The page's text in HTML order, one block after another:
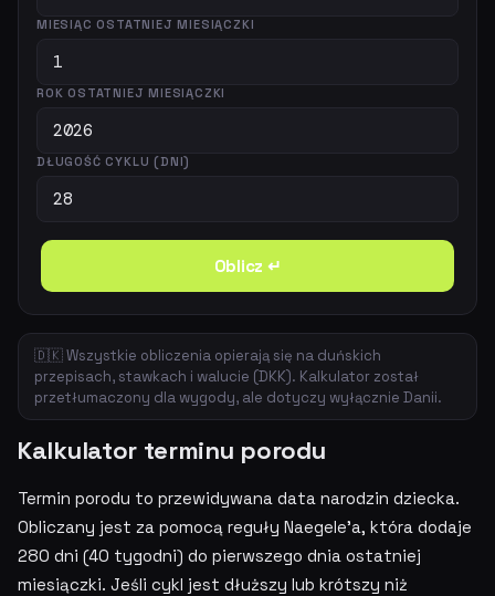
MIESIĄC OSTATNIEJ MIESIĄCZKI
ROK OSTATNIEJ MIESIĄCZKI
DŁUGOŚĆ CYKLU (DNI)
Oblicz ↵
🇩🇰 Wszystkie obliczenia opierają się na duńskich
przepisach, stawkach i walucie (DKK). Kalkulator został
przetłumaczony dla wygody, ale dotyczy wyłącznie Danii.
Kalkulator terminu porodu
Termin porodu to przewidywana data narodzin dziecka.
Obliczany jest za pomocą reguły Naegele'a, która dodaje
280 dni (40 tygodni) do pierwszego dnia ostatniej
miesiączki. Jeśli cykl jest dłuższy lub krótszy niż